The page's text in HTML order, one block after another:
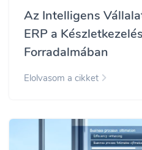
Az Intelligens
ERP a
Forradalmában
Elolvasom a cikket